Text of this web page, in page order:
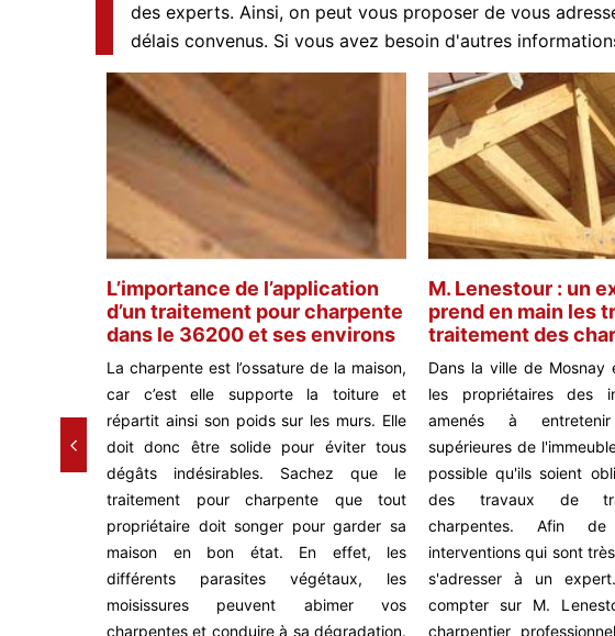
des experts. Ainsi, on peut vous proposer de vous
délais convenus. Si vous avez besoin d'autres
qui
moyen
L’importance de l’application
d’un traitement pour charpente
dans le 36200 et ses environs
La charpente est l’ossature de la maison,
car c’est elle supporte la toiture et
répartit ainsi son poids sur les murs. Elle
doit donc être solide pour éviter tous
dégâts indésirables. Sachez que le
traitement pour charpente que tout
propriétaire doit songer pour garder sa
maison en bon état. En effet, les
différents parasites végétaux, les
moisissures peuvent abimer vos
charpentes et conduire à sa dégradation.
M. Lenestour : un
prend en main les
traitement des
Dans la ville de Mosnay
les propriétaires des
amenés à
supérieures de
possible qu'ils soient
des travaux de
charpentes. Afin
interventions qui sont
s'adresser à un
compter sur M.
charpentier